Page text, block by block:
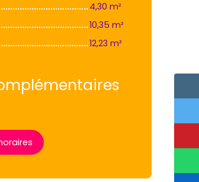
4,30 m²
10,35 m²
12,23 m²